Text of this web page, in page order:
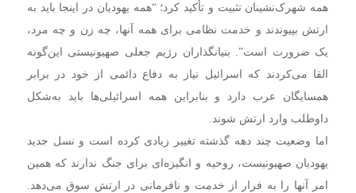
همه شهرک‌نشینان تثبیت و تأکید کرد؛ “همه یهودیان در اینجا باید به
ارتش بپیوندند و خدمت نظامی برای همه آنها، چه زن و چه مرد،
یک ضرورت است”. بنیانگذاران رژیم جعلی صهیونیستی این‌گونه
القا می‌کردند که اسرائیل نیاز به دفاع دائمی از خود در برابر
همسایگان عرب دارد و بنابراین همه اسرائیلی‌ها باید به‌شکل
داوطلب وارد ارتش شوند.
اما وضعیت چند دهه گذشته تغییر زیادی کرده است و نسل جدید
یهودیان صهیونیست، روحیه و انگیزه‌ای برای جنگ ندارند که همین
امر آنها را به فرار از خدمت و نافرمانی در ارتش سوق می‌دهد.